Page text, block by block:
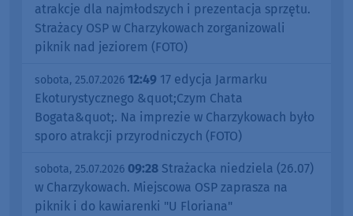
atrakcje dla najmłodszych i prezentacja sprzętu.
Strażacy OSP w Charzykowach zorganizowali
piknik nad jeziorem (FOTO)
sobota, 25.07.2026 12:49 17 edycja Jarmarku
Ekoturystycznego &quot;Czym Chata
Bogata&quot;. Na imprezie w Charzykowach było
sporo atrakcji przyrodniczych (FOTO)
sobota, 25.07.2026 09:28 Strażacka niedziela (26.07)
w Charzykowach. Miejscowa OSP zaprasza na
piknik i do kawiarenki "U Floriana"